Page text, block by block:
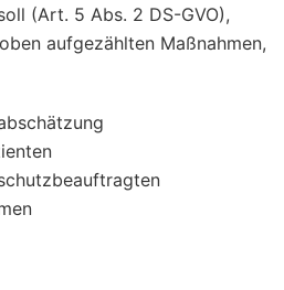
(Art. 5 Abs. 2 DS-GVO),
aufgezählten Maßnahmen,